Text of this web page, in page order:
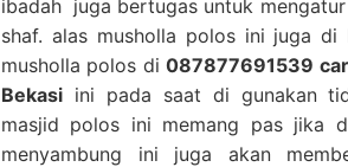
ibadah juga bertugas untuk
shaf. alas musholla polos ini juga di
musholla polos di087877691539
Bekasi ini pada saat di gunakan
masjid polos ini memang pas
menyambung ini juga akan